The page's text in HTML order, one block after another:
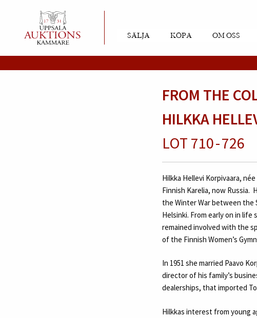
SÄLJA KÖPA OM OSS
FROM THE
HILKKA
LOT 710 - 726
Hilkka Hellevi Korpivaara, née
Finnish Karelia, now Russia.
the Winter War between the
Helsinki. From early on in life
remained involved with the
of the Finnish Women’s
In 1951 she married Paavo
director of his family’s
dealerships, that imported
Hilkkas interest from young